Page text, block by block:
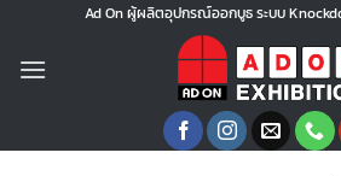
ยัง
Ad On ผู้ผลิตอุปกรณ์ออกบูธ ระบบ